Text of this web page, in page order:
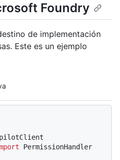
Foundry
de implementación
Este es un ejemplo
navigation
PermissionHandler